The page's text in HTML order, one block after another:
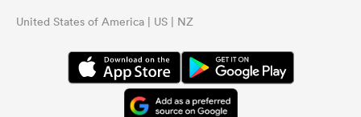
United States of America | US | NZ